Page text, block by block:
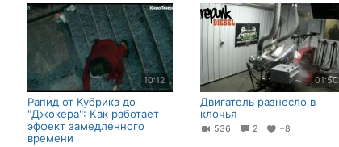
10:12
Рапид от Кубрика до
"Джокера": Как работает
эффект замедленного
времени
01:50
Двигатель разнесло в
клочья
536 2 +8